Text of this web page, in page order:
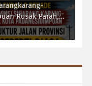
Rusak Parah,
Gubernur